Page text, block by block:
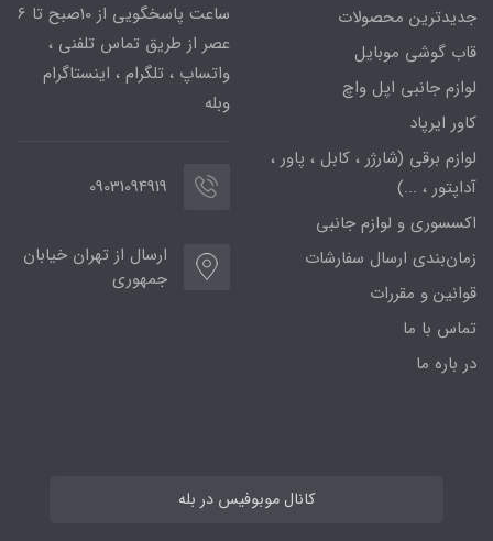
جدیدترین محصولات
قاب گوشی موبایل
لوازم جانبی اپل واچ
کاور ایرپاد
لوازم برقی (شارژر ، کابل ، پاور ،
آداپتور ، ...)
اکسسوری و لوازم جانبی
زمان‌بندی ارسال سفارشات
قوانین و مقررات
تماس با ما
در باره ما
ساعت پاسخگویی از 10صبح تا 6
عصر از طریق تماس تلفنی ،
واتساپ ، تلگرام ، اینستاگرام
وبله
09031094919
ارسال از تهران خیابان
جمهوری
کانال موبوفیس در بله